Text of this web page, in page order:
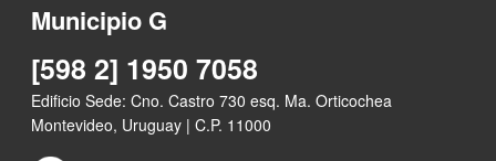
Municipio G
[598 2] 1950 7058
Edificio Sede: Cno. Castro 730 esq. Ma. Orticochea
Montevideo, Uruguay | C.P. 11000